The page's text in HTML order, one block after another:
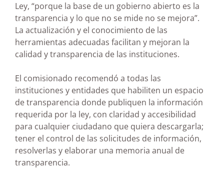
Ley, “porque la base de un gobierno abierto es la
transparencia y lo que no se mide no se mejora”.
La actualización y el conocimiento de las
herramientas adecuadas facilitan y mejoran la
calidad y transparencia de las instituciones.
El comisionado recomendó a todas las
instituciones y entidades que habiliten un espacio
de transparencia donde publiquen la información
requerida por la ley, con claridad y accesibilidad
para cualquier ciudadano que quiera descargarla;
tener el control de las solicitudes de información,
resolverlas y elaborar una memoria anual de
transparencia.